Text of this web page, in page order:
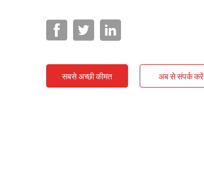
सबसे अच्छी कीमत अब से संपर्क करें